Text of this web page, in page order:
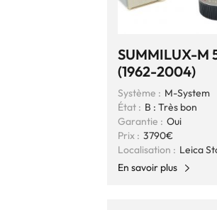
SUMMILUX-M
(1962-2004)
Système : M-System
État : B : Très bon
Garantie : Oui
Prix : 3790€
Localisation : Leica
En savoir plus